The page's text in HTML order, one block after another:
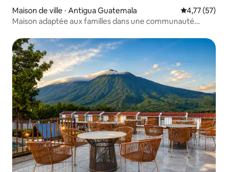
Maison de ville ⋅ Antigua Guatemala Évaluation
4,77 (57)
Maison adaptée aux familles dans une communauté